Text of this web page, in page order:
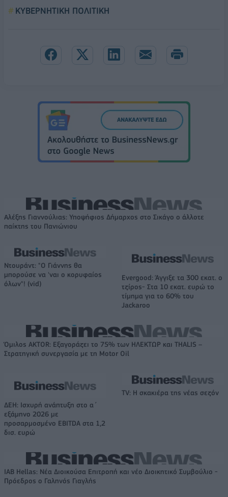
ΚΥΒΕΡΝΗΤΙΚΗ ΠΟΛΙΤΙΚΗ
Αλέξης Γιαννούλιας: Υποψήφιος Δήμαρχος στο Σικάγο ο άλλοτε
παίκτης του Πανιώνιου
Ντουράντ: "Ο Γιάννης θα
μπορούσε να 'ναι ο κορυφαίος
όλων"! (vid)
Evergood: Άγγιξε τα 300 εκατ. ο
τζίρος- Στα 10 εκατ. ευρώ το
τίμημα για το 60% του
Jackaroo
Όμιλος AKTOR: Εξαγοράζει το 75% των ΗΛΕΚΤΩΡ και THALIS –
Στρατηγική συνεργασία με τη Motor Oil
ΔΕΗ: Ισχυρή ανάπτυξη στο α΄
εξάμηνο 2026 με
προσαρμοσμένο EBITDA στα 1,2
δισ. ευρώ
TV: Η σκακιέρα της νέας σεζόν
IAB Hellas: Νέα Διοικούσα Επιτροπή και νέο Διοικητικό Συμβούλιο -
Πρόεδρος ο Γαληνός Γιαγλής